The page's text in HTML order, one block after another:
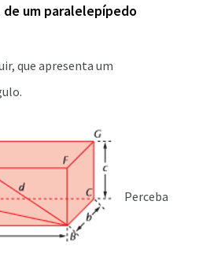
um paralelepípedo
que apresenta um
Perceba